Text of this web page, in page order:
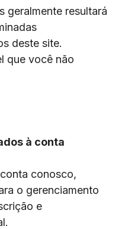
geralmente resultará
deste site.
que você não
à conta
conosco,
o gerenciamento
e